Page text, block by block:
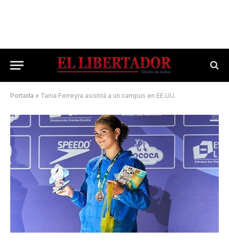
Portada » Tania Ferreyra asistirá a un campus en EE.UU.